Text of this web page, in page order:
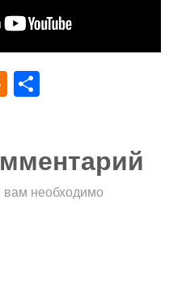
Odnoklassniki
вам необходимо